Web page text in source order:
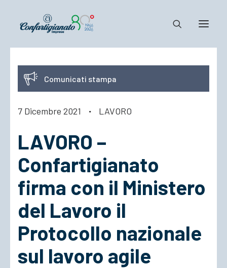
Notizie e Documenti
Confartigianato
Cosa Facciamo
ACCEDI
Comunicati stampa
7 Dicembre 2021 · LAVORO
LAVORO –
Confartigianato
firma con il Ministero
del Lavoro il
Protocollo nazionale
sul lavoro agile